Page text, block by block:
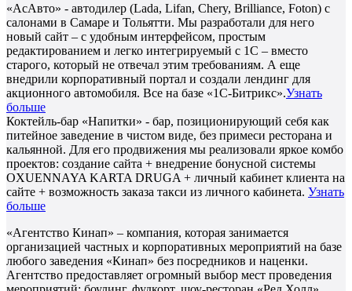
«АсАвто» - автодилер (Lada, Lifan, Chery, Brilliance, Foton) с
салонами в Самаре и Тольятти. Мы разработали для него
новый сайт – с удобным интерфейсом, простым
редактированием и легко интегрируемый с 1С – вместо
старого, который не отвечал этим требованиям. А еще
внедрили корпоративный портал и создали лендинг для
акционного автомобиля. Все на базе «1С-Битрикс».Узнать
больше
Коктейль-бар «Напитки» - бар, позиционирующий себя как
питейное заведение в чистом виде, без примеси ресторана и
кальянной. Для его продвижения мы реализовали яркое комбо
проектов: создание сайта + внедрение бонусной системы
OXUENNAYA KARTA DRUGA + личный кабинет клиента на
сайте + возможность заказа такси из личного кабинета. Узнать
больше
«Агентство Кинап» – компания, которая занимается
организацией частных и корпоративных мероприятий на базе
любого заведения «Кинап» без посредников и наценки.
Агентство предоставляет огромный выбор мест проведения